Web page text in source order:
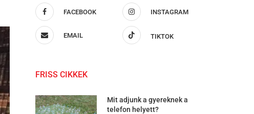
FACEBOOK INSTAGRAM
EMAIL TIKTOK
FRISS CIKKEK
Mit adjunk a gyereknek a
telefon helyett?